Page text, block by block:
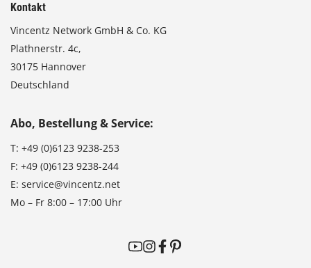
Kontakt
Vincentz Network GmbH & Co. KG
Plathnerstr. 4c,
30175 Hannover
Deutschland
Abo, Bestellung & Service:
T: +49 (0)6123 9238-253
F: +49 (0)6123 9238-244
E: service@vincentz.net
Mo – Fr 8:00 – 17:00 Uhr